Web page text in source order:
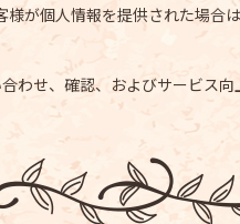
が個人情報を提供された場合
わせ、確認、およびサービス